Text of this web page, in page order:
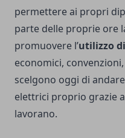
permettere ai propri
parte delle proprie ore
promuovere l’utilizzo
economici,
scelgono oggi di
elettrici proprio grazie
lavorano.